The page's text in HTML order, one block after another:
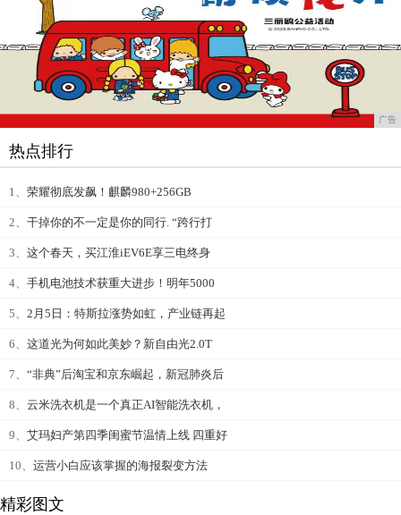
广告
热点排行
1、 荣耀彻底发飙！麒麟980+256GB
2、 干掉你的不一定是你的同行. “跨行打
3、 这个春天，买江淮iEV6E享三电终身
4、 手机电池技术获重大进步！明年5000
5、 2月5日：特斯拉涨势如虹，产业链再起
6、 这道光为何如此美妙？新自由光2.0T
7、 “非典”后淘宝和京东崛起，新冠肺炎后
8、 云米洗衣机是一个真正AI智能洗衣机，
9、 艾玛妇产第四季闺蜜节温情上线 四重好
10、 运营小白应该掌握的海报裂变方法
精彩图文